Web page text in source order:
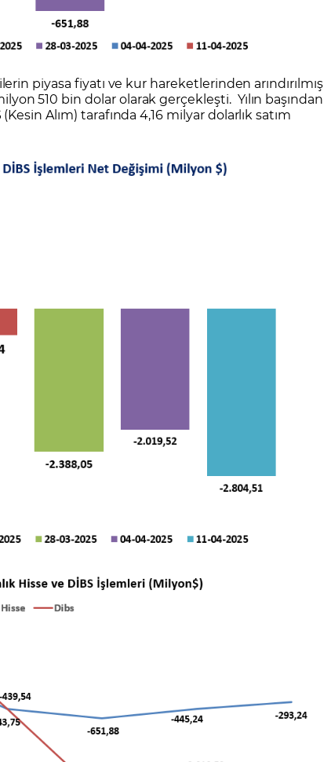
piyasa fiyatı ve kur hareketlerinden arındırılmış
510 bin dolar olarak gerçekleşti. Yılın başından
Alım) tarafında 4,16 milyar dolarlık satım